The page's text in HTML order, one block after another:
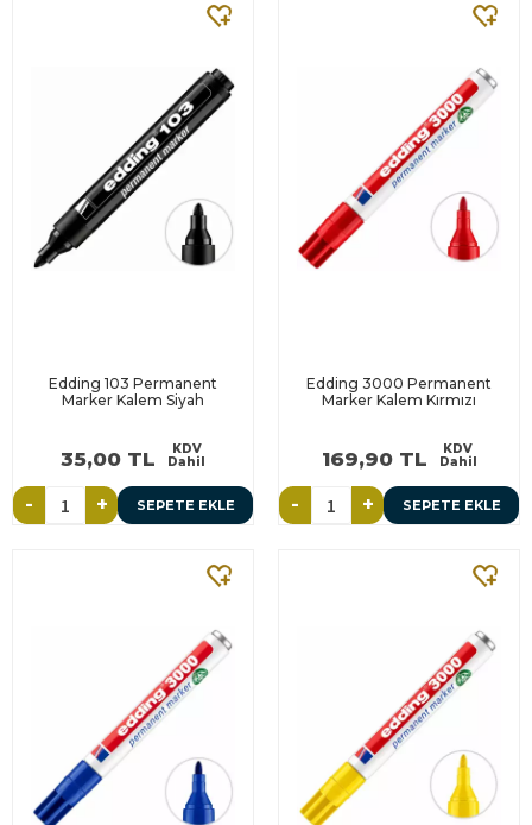
Edding 103 Permanent
Marker Kalem Siyah
35,00 TL
KDV
Dahil
- + SEPETE EKLE
Edding 3000 Permanent
Marker Kalem Kırmızı
169,90 TL
KDV
Dahil
- + SEPETE EKLE